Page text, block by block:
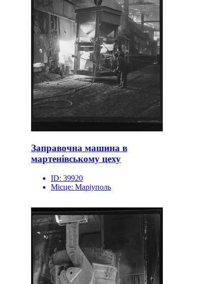
Заправочна машина в
мартенівському цеху
ID: 39920
Місце: Маріуполь